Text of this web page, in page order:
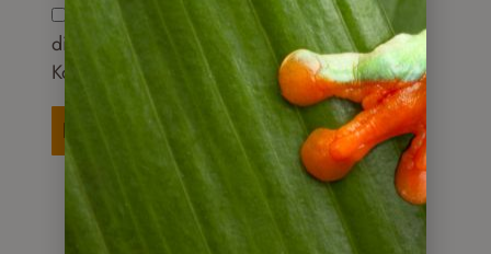
Name, E-Mail-Adresse und Website in
diesem Browser für meinen nächsten
Kommentar speichern.